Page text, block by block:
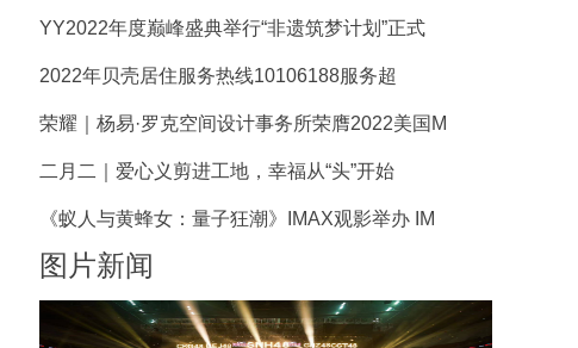
YY2022年度巅峰盛典举行“非遗筑梦计划”正式
2022年贝壳居住服务热线10106188服务超
荣耀｜杨易·罗克空间设计事务所荣膺2022美国M
二月二｜爱心义剪进工地，幸福从“头”开始
《蚁人与黄蜂女：量子狂潮》IMAX观影举办 IM
图片新闻